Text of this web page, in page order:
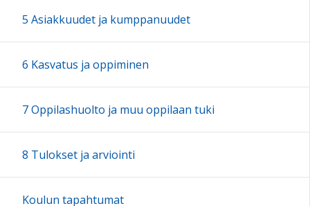
5 Asiakkuudet ja kumppanuudet
6 Kasvatus ja oppiminen
7 Oppilashuolto ja muu oppilaan tuki
8 Tulokset ja arviointi
Koulun tapahtumat